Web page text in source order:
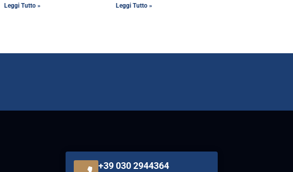
Leggi Tutto » Leggi Tutto »
+39 030 2944364